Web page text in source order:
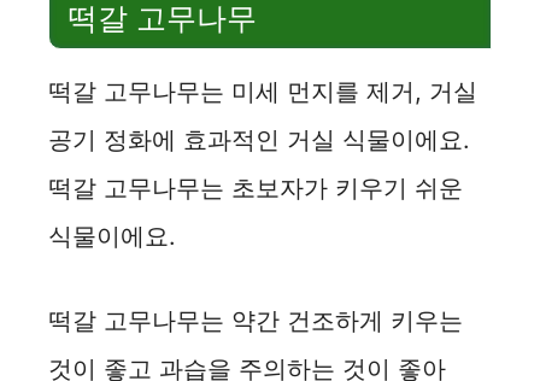
떡갈 고무나무
떡갈 고무나무는 미세 먼지를 제거, 거실
공기 정화에 효과적인 거실 식물이에요.
떡갈 고무나무는 초보자가 키우기 쉬운
식물이에요.
떡갈 고무나무는 약간 건조하게 키우는
것이 좋고 과습을 주의하는 것이 좋아